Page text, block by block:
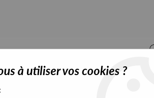
à utiliser vos cookies ?